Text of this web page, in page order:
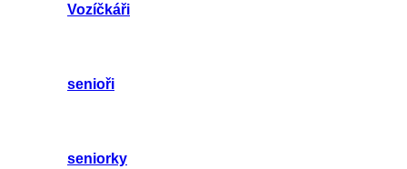
Vozíčkáři
senioři
seniorky